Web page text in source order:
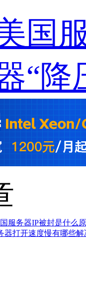
国
“降
服务器IP被封是什么
器打开速度慢有哪些解